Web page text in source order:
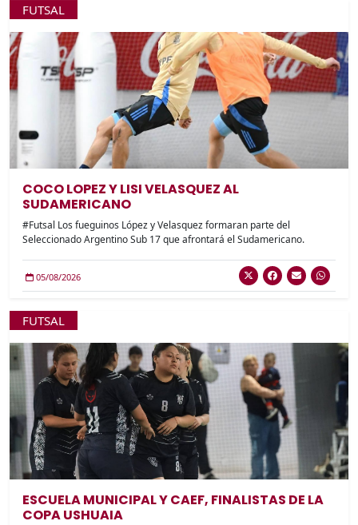
FUTSAL
COCO LOPEZ Y LISI VELASQUEZ AL
SUDAMERICANO
#Futsal Los fueguinos López y Velasquez formaran parte del
Seleccionado Argentino Sub 17 que afrontará el Sudamericano.
05/08/2026
FUTSAL
ESCUELA MUNICIPAL Y CAEF, FINALISTAS DE LA
COPA USHUAIA